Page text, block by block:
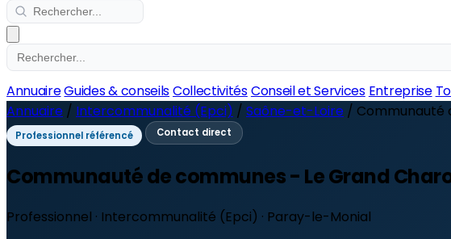
AnnuaireGuides & conseilsCollectivitésConseil et Services Entreprise
Annuaire / Intercommunalité (Epci) / Saône-et-Loire / Communauté
Professionnel référencé Contact direct
Communauté de communes - Le Grand
Professionnel · Intercommunalité (Epci) · Paray-le-Monial